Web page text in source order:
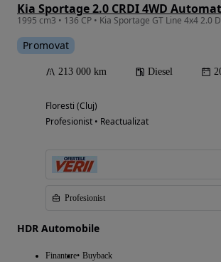
Promovat
213 000 km Diesel
Floresti (Cluj)
Profesionist • Reactualizat
Profesionist
HDR Automobile
Finantare Buyback